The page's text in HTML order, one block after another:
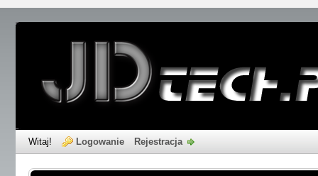
Witaj! Logowanie Rejestracja